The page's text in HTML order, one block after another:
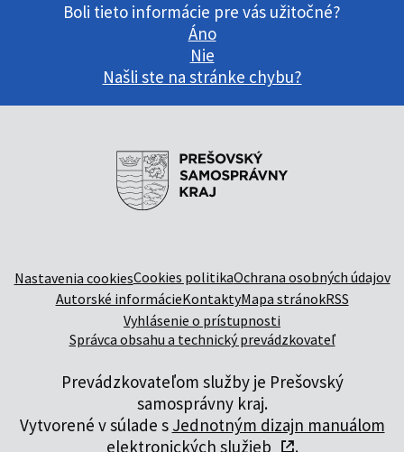
Boli tieto informácie pre vás užitočné?
Áno
Nie
Našli ste na stránke chybu?
Nastavenia cookiesCookies politikaOchrana osobných údajov
Autorské informácieKontaktyMapa stránokRSS
Vyhlásenie o prístupnosti
Správca obsahu a technický prevádzkovateľ
Prevádzkovateľom služby je Prešovský
samosprávny kraj.
Vytvorené v súlade s Jednotným dizajn manuálom
elektronických služieb
.